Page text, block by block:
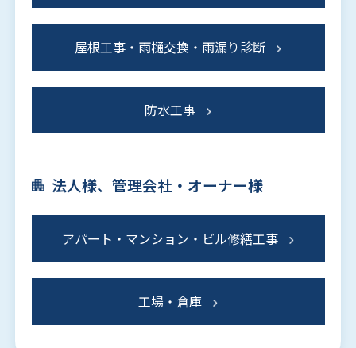
屋根工事・雨樋交換・雨漏り診断
防水工事
法人様、管理会社・オーナー様
アパート・マンション・ビル修繕工事
工場・倉庫